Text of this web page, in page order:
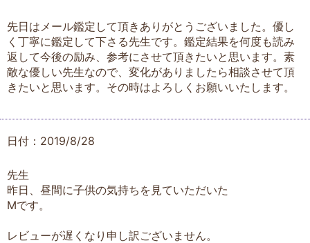
先日はメール鑑定して頂きありがとうございました。優し
く丁寧に鑑定して下さる先生です。鑑定結果を何度も読み
返して今後の励み、参考にさせて頂きたいと思います。素
敵な優しい先生なので、変化がありましたら相談させて頂
きたいと思います。その時はよろしくお願いいたします。
日付：2019/8/28
先生
昨日、昼間に子供の気持ちを見ていただいた
Mです。
レビューが遅くなり申し訳ございません。